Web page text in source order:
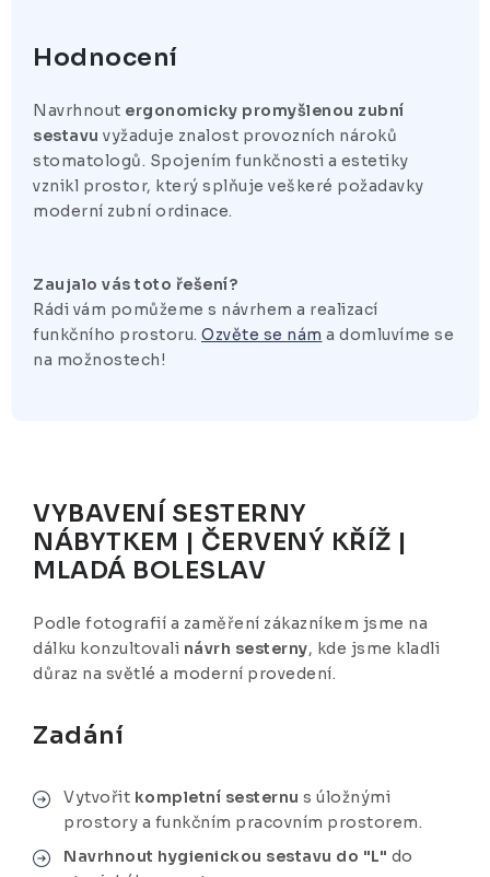
Hodnocení
Navrhnout ergonomicky promyšlenou zubní
sestavu vyžaduje znalost provozních nároků
stomatologů. Spojením funkčnosti a estetiky
vznikl prostor, který splňuje veškeré požadavky
moderní zubní ordinace.
Zaujalo vás toto řešení?
Rádi vám pomůžeme s návrhem a realizací
funkčního prostoru. Ozvěte se nám a domluvíme se
na možnostech!
VYBAVENÍ SESTERNY
NÁBYTKEM | ČERVENÝ KŘÍŽ |
MLADÁ BOLESLAV
Podle fotografií a zaměření zákazníkem jsme na
dálku konzultovali návrh sesterny, kde jsme kladli
důraz na světlé a moderní provedení.
Zadání
Vytvořit kompletní sesternu s úložnými
prostory a funkčním pracovním prostorem.
Navrhnout hygienickou sestavu do "L" do